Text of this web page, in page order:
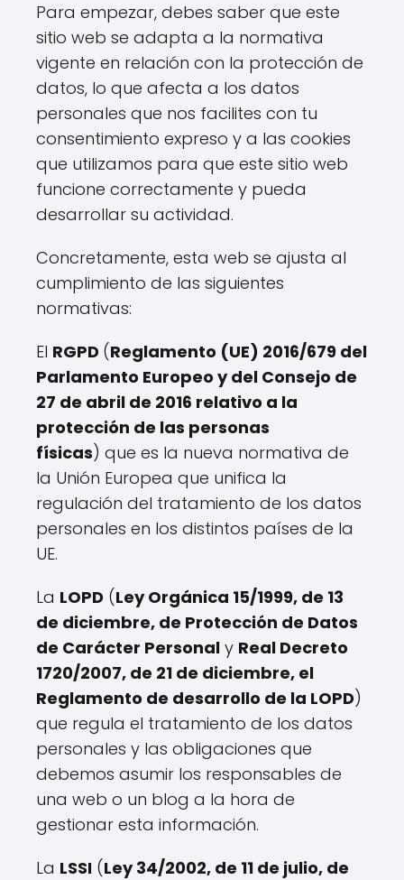
Para empezar, debes saber que este
sitio web se adapta a la normativa
vigente en relación con la protección de
datos, lo que afecta a los datos
personales que nos facilites con tu
consentimiento expreso y a las cookies
que utilizamos para que este sitio web
funcione correctamente y pueda
desarrollar su actividad.
Concretamente, esta web se ajusta al
cumplimiento de las siguientes
normativas:
El RGPD (Reglamento (UE) 2016/679 del
Parlamento Europeo y del Consejo de
27 de abril de 2016 relativo a la
protección de las personas
físicas) que es la nueva normativa de
la Unión Europea que unifica la
regulación del tratamiento de los datos
personales en los distintos países de la
UE.
La LOPD (Ley Orgánica 15/1999, de 13
de diciembre, de Protección de Datos
de Carácter Personal y Real Decreto
1720/2007, de 21 de diciembre, el
Reglamento de desarrollo de la LOPD)
que regula el tratamiento de los datos
personales y las obligaciones que
debemos asumir los responsables de
una web o un blog a la hora de
gestionar esta información.
La LSSI (Ley 34/2002, de 11 de julio, de